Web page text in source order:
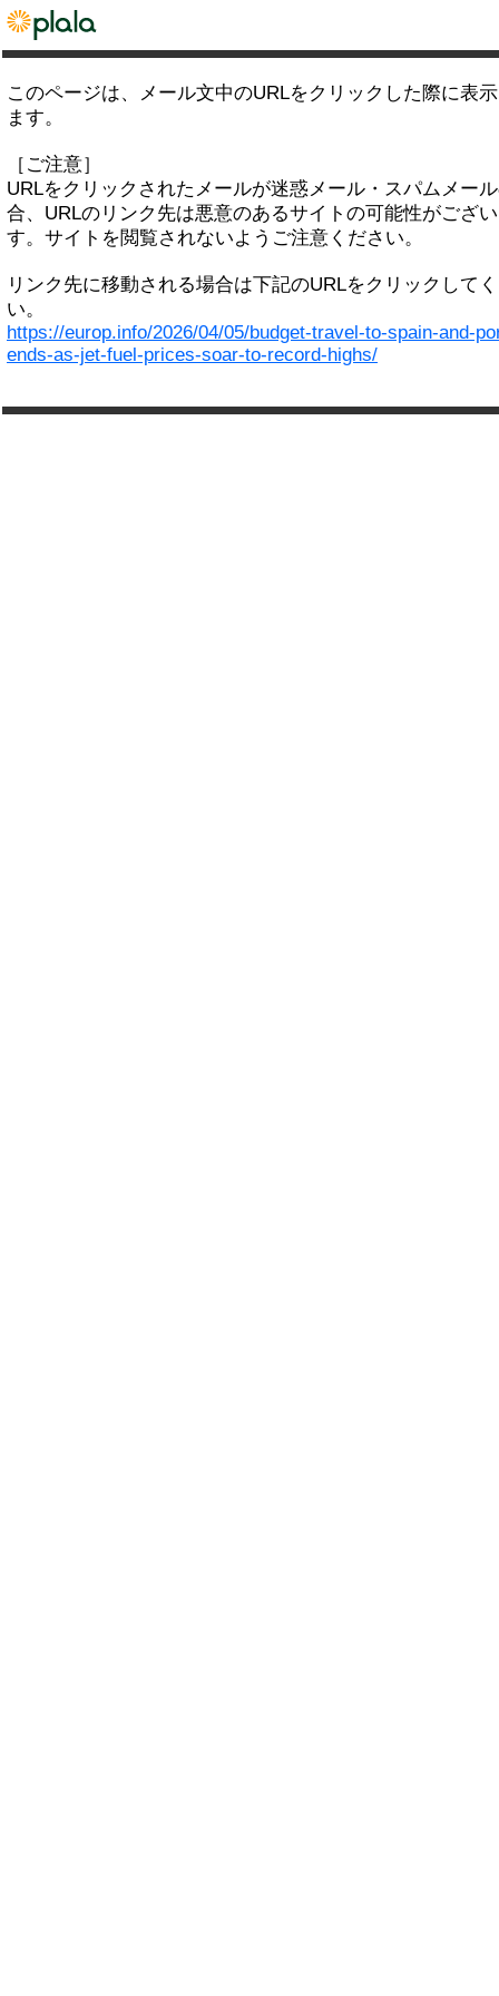
このページは、メール文中のURLをクリックした際に表
ます。
［ご注意］
URLをクリックされたメールが迷惑メール・スパムメー
合、URLのリンク先は悪意のあるサイトの可能性がござ
す。サイトを閲覧されないようご注意ください。
リンク先に移動される場合は下記のURLをクリックして
い。
https://europ.info/2026/04/05/budget-travel-to-spain-and-
ends-as-jet-fuel-prices-soar-to-record-highs/